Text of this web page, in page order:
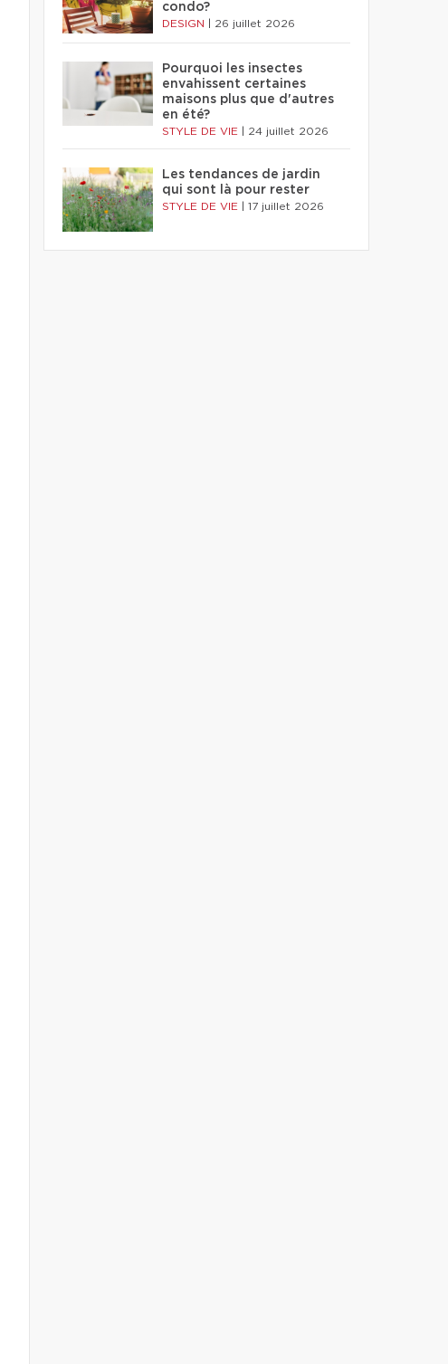
condo?
DESIGN 26 juillet 2026
Pourquoi les insectes
envahissent certaines
maisons plus que d'autres
en été?
STYLE DE VIE 24 juillet 2026
Les tendances de jardin
qui sont là pour rester
STYLE DE VIE 17 juillet 2026